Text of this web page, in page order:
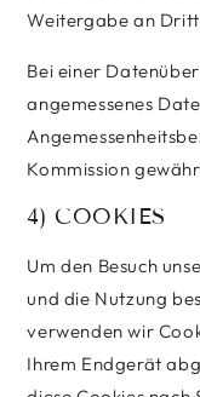
Weitergabe an
Bei einer
angemessenes
Kommission
4) COOKIES
Um den Besuch
und die Nutzung
verwenden wir
Ihrem Endgerät